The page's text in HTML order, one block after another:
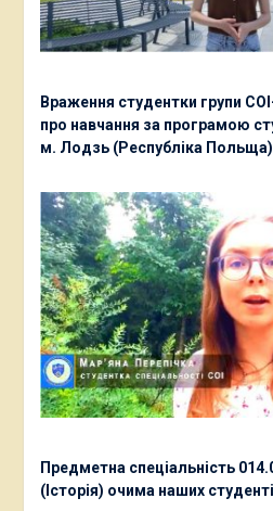
Враження студентки групи
про навчання за програмою
м. Лодзь (Республіка Польща)
Предметна спеціальність
(Історія) очима наших